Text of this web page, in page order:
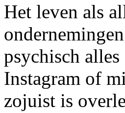
Het leven als
psychisch
Instagram of
zojuist is